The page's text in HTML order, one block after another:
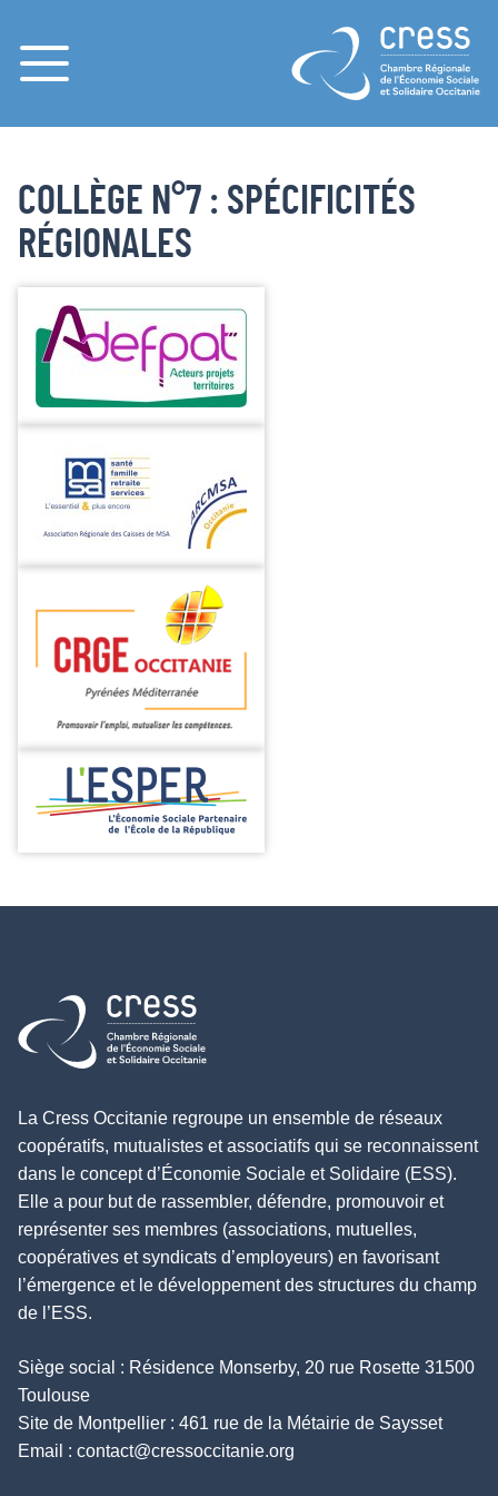
Menu
COLLÈGE N°7 : SPÉCIFICITÉS
RÉGIONALES
Retour à l'accueil
La Cress Occitanie regroupe un ensemble de réseaux
coopératifs, mutualistes et associatifs qui se reconnaissent
dans le concept d’Économie Sociale et Solidaire (ESS).
Elle a pour but de rassembler, défendre, promouvoir et
représenter ses membres (associations, mutuelles,
coopératives et syndicats d’employeurs) en favorisant
l’émergence et le développement des structures du champ
de l’ESS.
Siège social : Résidence Monserby, 20 rue Rosette 31500
Toulouse
Site de Montpellier : 461 rue de la Métairie de Saysset
Email : contact@cressoccitanie.org